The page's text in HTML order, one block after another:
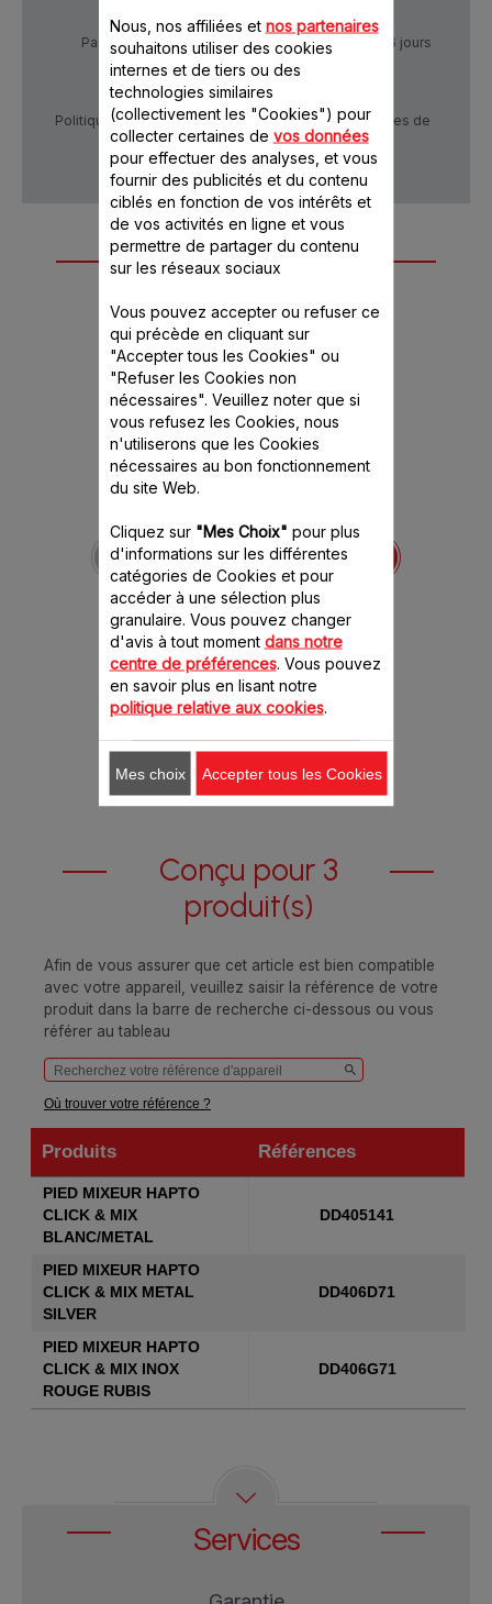
Paiement Sécurisé Livraison sous 5 à 6 jours
Politique de confidentialité
Conditions générales de
vente
Autre(s) accessoire(s)
recommandé(s)
Gobelet 800 ml MS-
4946320
L'indispensable accessoire
de vos préparations
Stock disponible.
5.50 CHF
Ajouter au panier
Conçu pour 3
produit(s)
Afin de vous assurer que cet article est bien compatible
avec votre appareil, veuillez saisir la référence de votre
produit dans la barre de recherche ci-dessous ou vous
référer au tableau
Où trouver votre référence ?
Produits
Références
Produits
PIED MIXEUR HAPTO
CLICK & MIX
BLANC/METAL
DD405141
PIED MIXEUR HAPTO
CLICK & MIX METAL
SILVER
DD406D71
PIED MIXEUR HAPTO
CLICK & MIX INOX
ROUGE RUBIS
DD406G71
Services
Nous, nos affiliées et nos partenaires
souhaitons utiliser des cookies
internes et de tiers ou des
technologies similaires
(collectivement les "Cookies") pour
collecter certaines de vos données
pour effectuer des analyses, et vous
fournir des publicités et du contenu
ciblés en fonction de vos intérêts et
de vos activités en ligne et vous
permettre de partager du contenu
sur les réseaux sociaux
Vous pouvez accepter ou refuser ce
qui précède en cliquant sur
"Accepter tous les Cookies" ou
"Refuser les Cookies non
nécessaires". Veuillez noter que si
vous refusez les Cookies, nous
n'utiliserons que les Cookies
nécessaires au bon fonctionnement
du site Web.
Cliquez sur "Mes Choix" pour plus
d'informations sur les différentes
catégories de Cookies et pour
accéder à une sélection plus
granulaire. Vous pouvez changer
d'avis à tout moment dans notre
centre de préférences. Vous pouvez
en savoir plus en lisant notre
politique relative aux cookies.
Mes choix Accepter tous les Cookies